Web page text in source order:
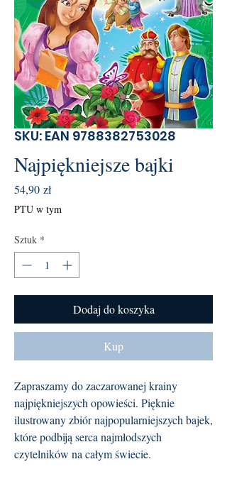
SKU: EAN 9788382753028
Najpiękniejsze bajki
54,90 złCena
PTU w tym
Sztuk *
Dodaj do koszyka
Kup
Zapraszamy do zaczarowanej krainy
najpiękniejszych opowieści. Pięknie
ilustrowany zbiór najpopularniejszych bajek,
które podbiją serca najmłodszych
czytelników na całym świecie.